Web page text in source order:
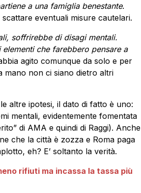
a una famiglia benestante.
eventuali misure cautelari.
soffrirebbe di disagi mentali.
che farebbero pensare a
agito comunque da solo e per
mano non ci siano dietro altri
altre ipotesi, il dato di fatto è uno:
mentali, evidentemente fomentata
di AMA e quindi di Raggi). Anche
che la città è zozza e Roma paga
eh? E’ soltanto la verità.
rifiuti ma incassa la tassa più